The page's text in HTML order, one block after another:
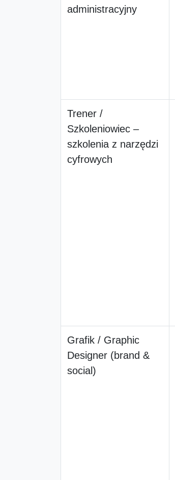
administracyjny
Trener /
Szkoleniowiec –
szkolenia z narzędzi
cyfrowych
Grafik / Graphic
Designer (brand &
social)